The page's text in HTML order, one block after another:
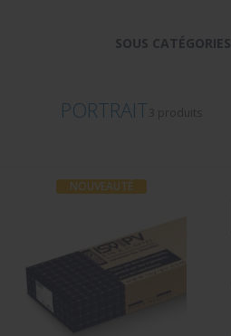
SOUS CATÉGORIES
PORTRAIT3 produits
NOUVEAUTÉ